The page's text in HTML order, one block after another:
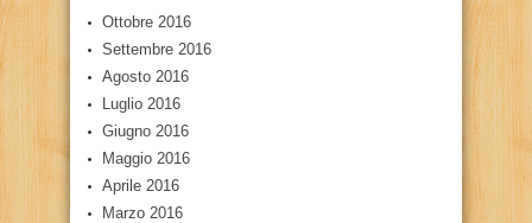
Ottobre 2016
Settembre 2016
Agosto 2016
Luglio 2016
Giugno 2016
Maggio 2016
Aprile 2016
Marzo 2016